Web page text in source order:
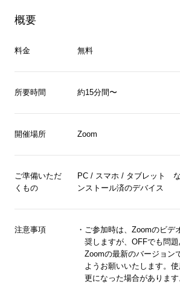
概要
料金 無料
所要時間 約15分間〜
開催場所 Zoom
ご準備いただ
くもの
PC / スマホ / タブレット
ンストール済のデバイス
注意事項
ご参加時は、Zoomのビデ
奨しますが、OFFでも問
Zoomの最新のバージョン
ようお願いいたします。
更になった場合がありま